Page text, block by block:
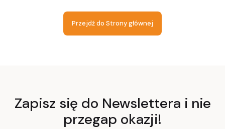
Przejdź do Strony głównej
Zapisz się do Newslettera i nie
przegap okazji!